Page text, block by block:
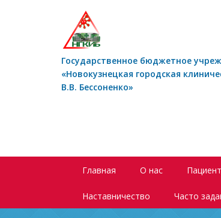
Государственное бюджетное
«Новокузнецкая городская
В.В. Бессоненко»
Главная О нас
Наставничество Часто